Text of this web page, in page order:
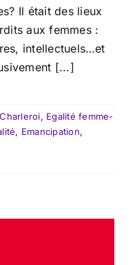
Il était des lieux
aux femmes :
intellectuels…et
[...]
Charleroi, Egalité femme-
, Emancipation,